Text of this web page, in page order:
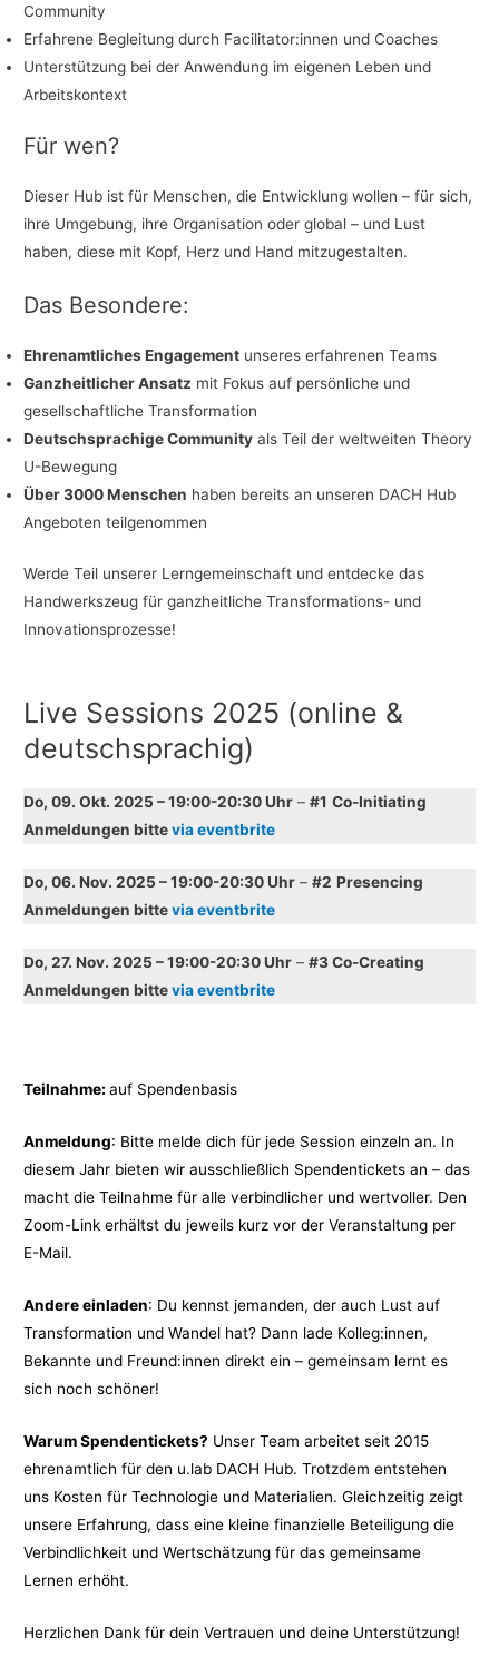
Community
Erfahrene Begleitung durch Facilitator:innen und Coaches
Unterstützung bei der Anwendung im eigenen Leben und
Arbeitskontext
Für wen?
Dieser Hub ist für Menschen, die Entwicklung wollen – für sich,
ihre Umgebung, ihre Organisation oder global – und Lust
haben, diese mit Kopf, Herz und Hand mitzugestalten.
Das Besondere:
Ehrenamtliches Engagement unseres erfahrenen Teams
Ganzheitlicher Ansatz mit Fokus auf persönliche und
gesellschaftliche Transformation
Deutschsprachige Community als Teil der weltweiten Theory
U-Bewegung
Über 3000 Menschen haben bereits an unseren DACH Hub
Angeboten teilgenommen
Werde Teil unserer Lerngemeinschaft und entdecke das
Handwerkszeug für ganzheitliche Transformations- und
Innovationsprozesse!
Live Sessions 2025 (online &
deutschsprachig)
Do, 09. Okt. 2025 – 19:00-20:30 Uhr –#1 Co-Initiating
Anmeldungen bittevia eventbrite
Do, 06. Nov. 2025 –19:00-20:30 Uhr –#2 Presencing
Anmeldungen bittevia eventbrite
Do, 27. Nov. 2025 –19:00-20:30 Uhr –#3 Co-Creating
Anmeldungen bittevia eventbrite
Teilnahme:auf Spendenbasis
Anmeldung: Bitte melde dich für jede Session einzeln an. In
diesem Jahr bieten wir ausschließlich Spendentickets an – das
macht die Teilnahme für alle verbindlicher und wertvoller. Den
Zoom-Link erhältst du jeweils kurz vor der Veranstaltung per
E-Mail.
Andere einladen: Du kennst jemanden, der auch Lust auf
Transformation und Wandel hat? Dann lade Kolleg:innen,
Bekannte und Freund:innen direkt ein – gemeinsam lernt es
sich noch schöner!
Warum Spendentickets? Unser Team arbeitet seit 2015
ehrenamtlich für den u.lab DACH Hub. Trotzdem entstehen
uns Kosten für Technologie und Materialien. Gleichzeitig zeigt
unsere Erfahrung, dass eine kleine finanzielle Beteiligung die
Verbindlichkeit und Wertschätzung für das gemeinsame
Lernen erhöht.
Herzlichen Dank für dein Vertrauen und deine Unterstützung!